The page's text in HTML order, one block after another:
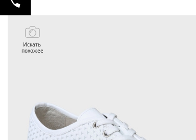
Искать
похожее